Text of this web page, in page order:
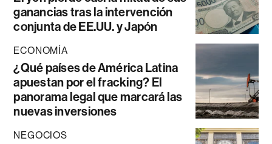
ganancias tras la intervención
conjunta de EE.UU. y Japón
ECONOMÍA
¿Qué países de América Latina
apuestan por el fracking? El
panorama legal que marcará las
nuevas inversiones
NEGOCIOS